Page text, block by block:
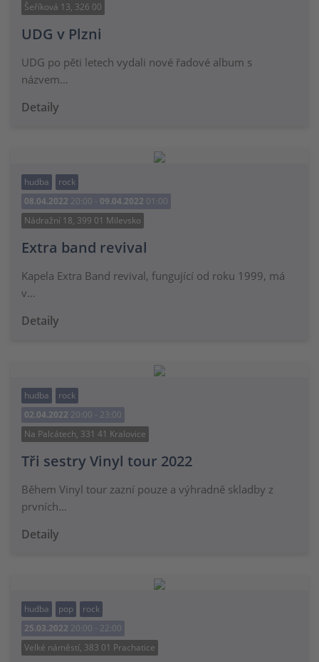
Šeříková 13, 326 00
UDG v Plzni
UDG po pěti letech vydali nové řadové album s
názvem…
Detaily
hudba
rock
08.04.2022 20:00 - 09.04.2022 01:00
Nádražní 18, 399 01 Milevsko
Extra band revival
Kapela Extra Band revival, fungující od roku 1999, má
v…
Detaily
hudba
rock
02.04.2022 20:00 - 23:00
Na Palcátech, 331 41 Kralovice
Tři sestry Vinyl tour 2022
Během Vinyl tour zazní pouze a výhradně skladby z
prvních…
Detaily
hudba pop
rock
25.03.2022 20:00 - 22:00
Velké náměstí, 383 01 Prachatice